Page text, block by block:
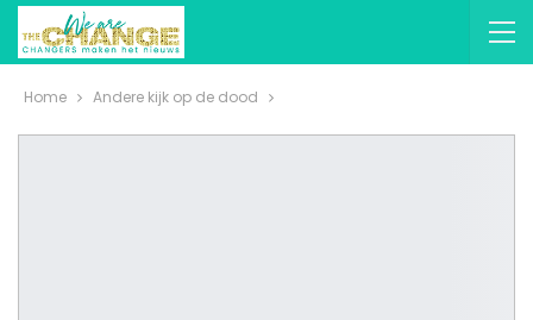
Home Andere kijk op de dood